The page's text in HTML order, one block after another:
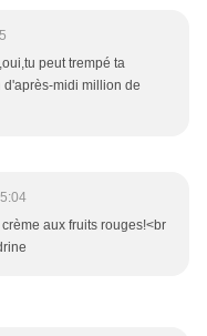
peut trempé ta
d'après-midi million de
aux fruits rouges!<br